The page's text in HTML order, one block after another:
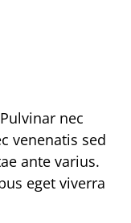
nec
venenatis sed
ante varius.
eget viverra